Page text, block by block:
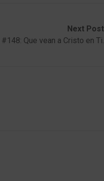
Next Post
Que vean a Cristo en Ti.